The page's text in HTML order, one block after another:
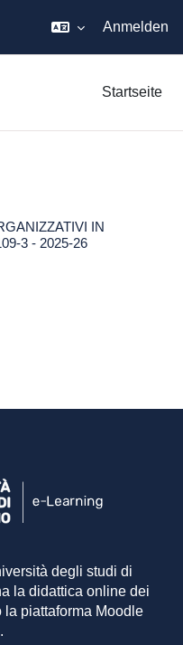
Anmelden
Startseite
IN
3 - 2025-26
degli studi di
la didattica online dei
piattaforma Moodle